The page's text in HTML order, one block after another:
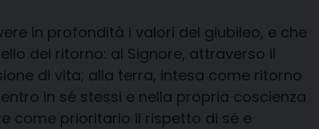
in profondità i valori del giubileo, e che
del ritorno: al Signore, attraverso il
di vita; alla terra, intesa come ritorno
in sé stessi e nella propria coscienza
come prioritario il rispetto di sé e